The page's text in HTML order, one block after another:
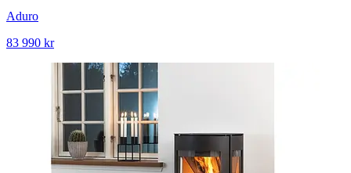
Aduro
83 990 kr